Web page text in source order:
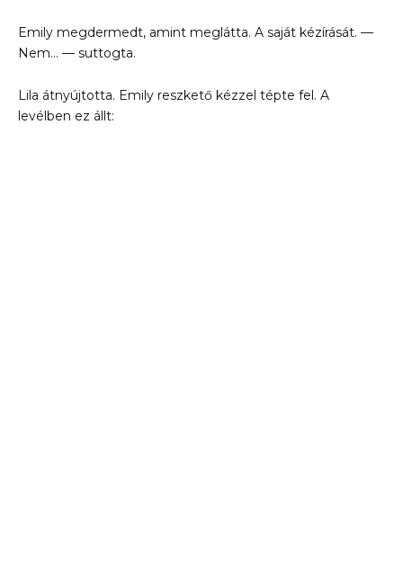
Emily megdermedt, amint meglátta. A saját kézírását. —
Nem… — suttogta.
Lila átnyújtotta. Emily reszkető kézzel tépte fel. A
levélben ez állt: